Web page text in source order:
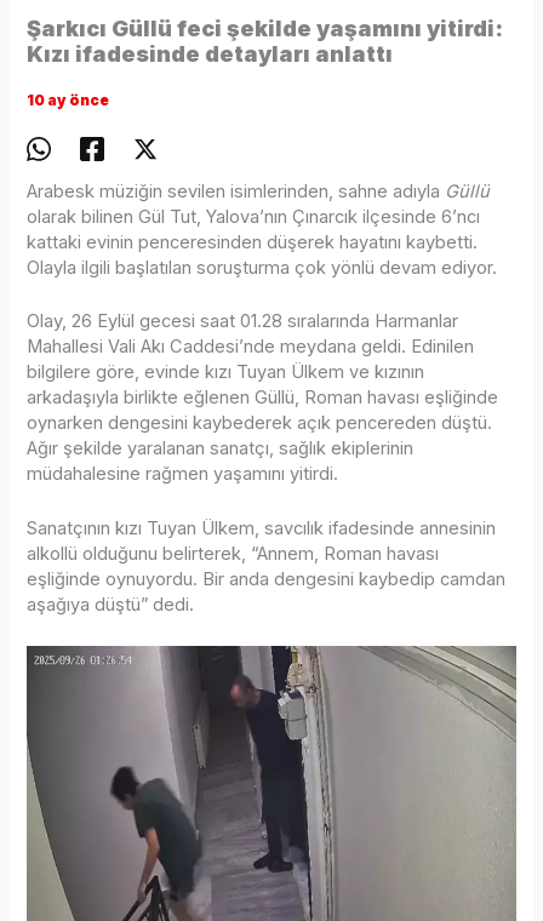
Şarkıcı Güllü feci şekilde yaşamını yitirdi:
Kızı ifadesinde detayları anlattı
10 ay önce
Arabesk müziğin sevilen isimlerinden, sahne adıyla Güllü
olarak bilinen Gül Tut, Yalova’nın Çınarcık ilçesinde 6’ncı
kattaki evinin penceresinden düşerek hayatını kaybetti.
Olayla ilgili başlatılan soruşturma çok yönlü devam ediyor.
Olay, 26 Eylül gecesi saat 01.28 sıralarında Harmanlar
Mahallesi Vali Akı Caddesi’nde meydana geldi. Edinilen
bilgilere göre, evinde kızı Tuyan Ülkem ve kızının
arkadaşıyla birlikte eğlenen Güllü, Roman havası eşliğinde
oynarken dengesini kaybederek açık pencereden düştü.
Ağır şekilde yaralanan sanatçı, sağlık ekiplerinin
müdahalesine rağmen yaşamını yitirdi.
Sanatçının kızı Tuyan Ülkem, savcılık ifadesinde annesinin
alkollü olduğunu belirterek, “Annem, Roman havası
eşliğinde oynuyordu. Bir anda dengesini kaybedip camdan
aşağıya düştü” dedi.